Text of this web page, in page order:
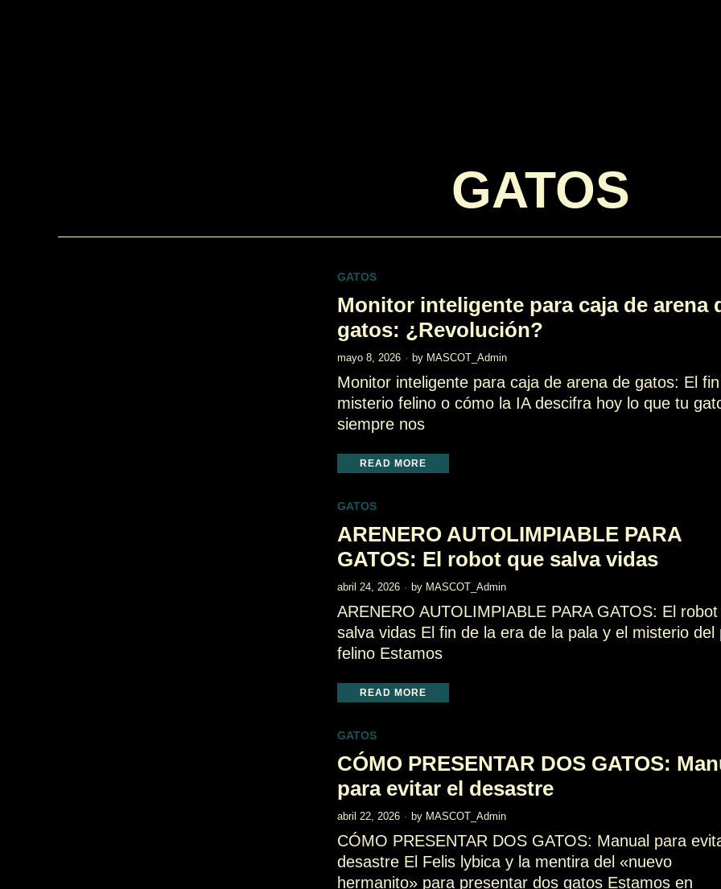
GATOS
GATOS
Monitor inteligente para caja de arena
gatos: ¿Revolución?
mayo 8, 2026 by MASCOT_Admin
Monitor inteligente para caja de arena de gatos: El
misterio felino o cómo la IA descifra hoy lo que tu
siempre nos
READ MORE
GATOS
ARENERO AUTOLIMPIABLE PARA
GATOS: El robot que salva vidas
abril 24, 2026 by MASCOT_Admin
ARENERO AUTOLIMPIABLE PARA GATOS: El
salva vidas El fin de la era de la pala y el misterio del
felino Estamos
READ MORE
GATOS
CÓMO PRESENTAR DOS GATOS:
para evitar el desastre
abril 22, 2026 by MASCOT_Admin
CÓMO PRESENTAR DOS GATOS: Manual para
desastre El Felis lybica y la mentira del «nuevo
hermanito» para presentar dos gatos Estamos en